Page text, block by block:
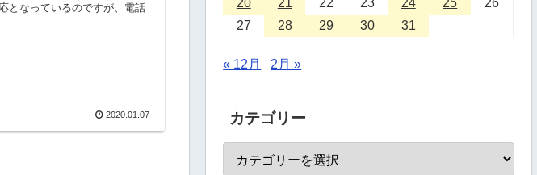
となっているのですが、電話
2020.01.07
20
21 22 23 24 25
26
27
28 29 30 31
« 12月 2月 »
カテゴリー